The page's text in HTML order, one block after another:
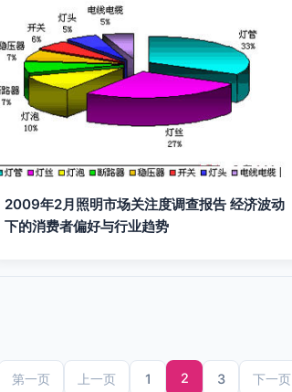
2009年2月照明市场关注度调查报告 经济波动
下的消费者偏好与行业趋势
第一页 上一页 1 2 3 下一页